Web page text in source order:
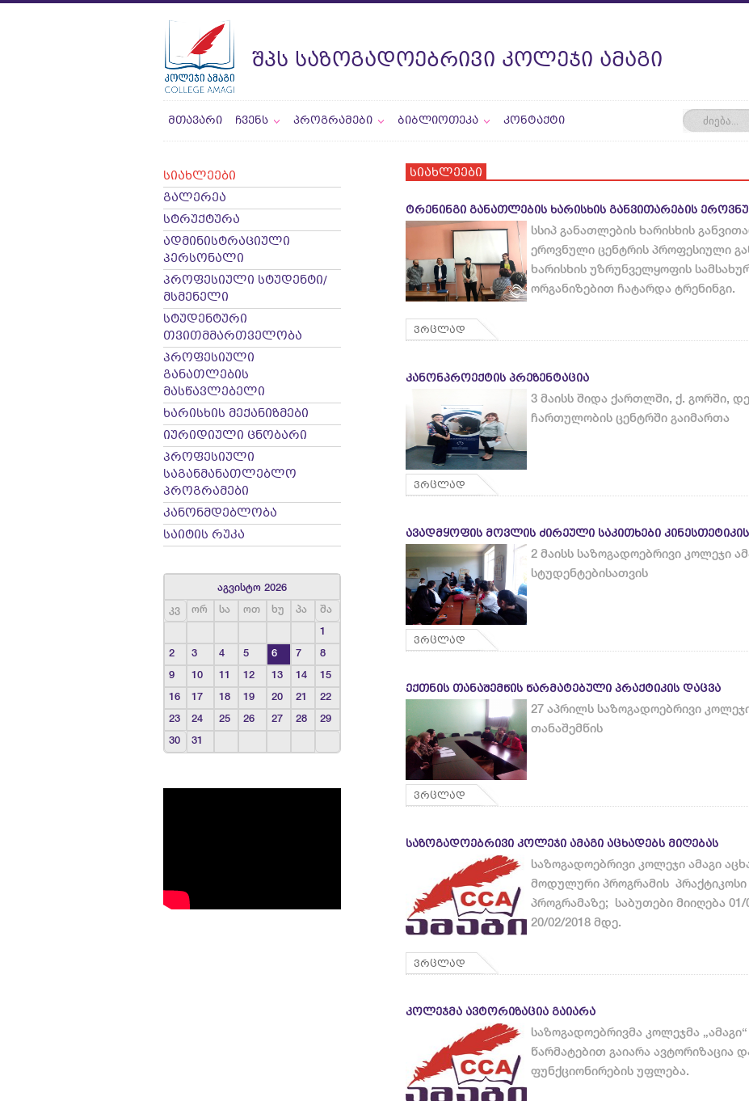
ᲨᲞᲡ ᲡᲐᲖᲝᲒᲐᲓᲝᲔᲑᲠᲘᲕᲘ ᲙᲝᲚᲔᲯᲘ ᲐᲛᲐᲒᲘ
ᲛᲗᲐᲕᲐᲠᲘ ᲩᲕᲔᲜᲡ ᲞᲠᲝᲒᲠᲐᲛᲔᲑᲘ ᲑᲘᲑᲚᲘᲝᲗᲔᲙᲐ ᲙᲝᲜᲢᲐᲥᲢᲘ
სიახლეები
ᲢᲠᲔᲜᲘᲜᲒᲘ ᲒᲐᲜᲐᲗᲚᲔᲑᲘᲡ ᲮᲐᲠᲘᲡᲮᲘᲡ ᲒᲐᲜᲕᲘᲗᲐᲠᲔᲑᲘᲡ
სსიპ განათლების ხარისხის
ეროვნული ცენტრის პროფესიული
ხარისხის უზრუნველყოფის
ორგანიზებით ჩატარდა ტრენინგი.
ვრცლად
ᲙᲐᲜᲝᲜᲞᲠᲝᲔᲥᲢᲘᲡ ᲞᲠᲔᲖᲔᲜᲢᲐᲪᲘᲐ
3 მაისს შიდა ქართლში, ქ. გორში,
ჩართულობის ცენტრში გაიმართა
ვრცლად
ᲐᲕᲐᲓᲛᲧᲝᲤᲘᲡ ᲛᲝᲕᲚᲘᲡ ᲫᲘᲠᲔᲣᲚᲘ ᲡᲐᲙᲘᲗᲮᲔᲑᲘ
2 მაისს საზოგადოებრივი კოლეჯი
სტუდენტებისათვის
ვრცლად
ᲔᲥᲗᲜᲘᲡ ᲗᲐᲜᲐᲨᲔᲛᲬᲘᲡ ᲬᲐᲠᲛᲐᲢᲔᲑᲣᲚᲘ ᲞᲠᲐᲥᲢᲘᲙᲘᲡ ᲓᲐᲪᲕᲐ
27 აპრილს საზოგადოებრივი
თანაშემწის
ვრცლად
ᲡᲐᲖᲝᲒᲐᲓᲝᲔᲑᲠᲘᲕᲘ ᲙᲝᲚᲔᲯᲘ ᲐᲛᲐᲒᲘ ᲐᲪᲮᲐᲓᲔᲑᲡ ᲛᲘᲦᲔᲑᲐᲡ
საზოგადოებრივი კოლეჯი ამაგი
მოდულური პროგრამის პრაქტიკოსი
პროგრამაზე; საბუთები მიიღება
20/02/2018 მდე.
ვრცლად
ᲙᲝᲚᲔᲯᲛᲐ ᲐᲕᲢᲝᲠᲘᲖᲐᲪᲘᲐ ᲒᲐᲘᲐᲠᲐ
საზოგადოებრივმა კოლეჯმა
წარმატებით გაიარა ავტორიზაცია
ფუნქციონირების უფლება.
სიახლეები
გალერეა
სტრუქტურა
ადმინისტრაციული
პერსონალი
პროფესიული სტუდენტი/
მსმენელი
სტუდენტური
თვითმმართველობა
პროფესიული
განათლების
მასწავლებელი
ხარისხის მექანიზმები
იურიდიული ცნობარი
პროფესიული
საგანმანათლებლო
პროგრამები
კანონმდებლობა
საიტის რუკა
აგვისტო 2026
კვ
ორ სა ოთ ხუ პა
შა
1
2
3 4 5 6 7
8
9
10 11 12 13 14
15
16
17 18 19 20 21
22
23
24 25 26 27 28
29
30
31